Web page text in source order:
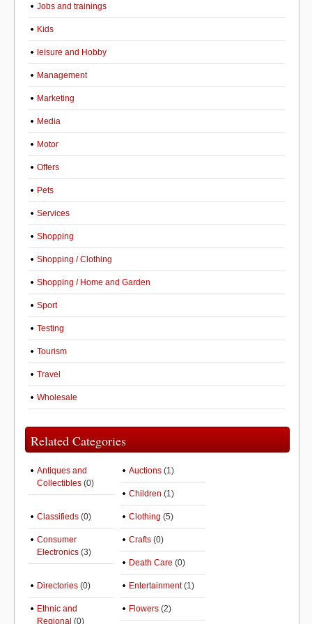
Jobs and trainings
Kids
leisure and Hobby
Management
Marketing
Media
Motor
Offers
Pets
Services
Shopping
Shopping / Clothing
Shopping / Home and Garden
Sport
Testing
Tourism
Travel
Wholesale
Related Categories
Antiques and
Collectibles (0)
Auctions (1)
Children (1)
Classifieds (0) Clothing (5)
Consumer
Electronics (3)
Crafts (0)
Death Care (0)
Directories (0) Entertainment(1)
Ethnic and
Regional (0)
Flowers (2)